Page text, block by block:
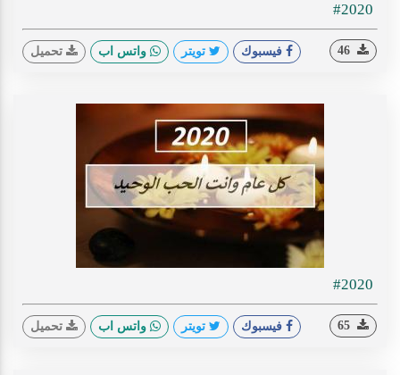
#2020
فيسبوك تويتر واتس اب تحميل
#2020
فيسبوك تويتر واتس اب تحميل